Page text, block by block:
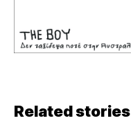
Related stories